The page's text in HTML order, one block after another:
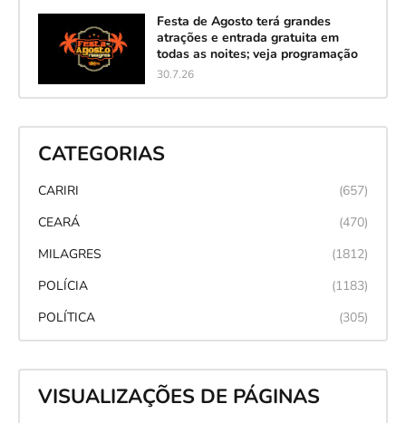
Festa de Agosto terá grandes
atrações e entrada gratuita em
todas as noites; veja programação
30.7.26
CATEGORIAS
CARIRI
(657)
CEARÁ
(470)
MILAGRES
(1812)
POLÍCIA
(1183)
POLÍTICA
(305)
VISUALIZAÇÕES DE PÁGINAS